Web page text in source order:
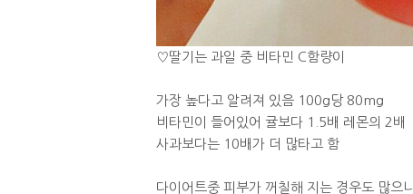
♡딸기는 과일 중 비타민 C함량이
가장 높다고 알려져 있음 100g당 80mg
비타민이 들어있어 귤보다 1.5배 레몬의 2배
사과보다는 10배가 더 많타고 함
다이어트중 피부가 꺼칠해 지는 경우도 많으니